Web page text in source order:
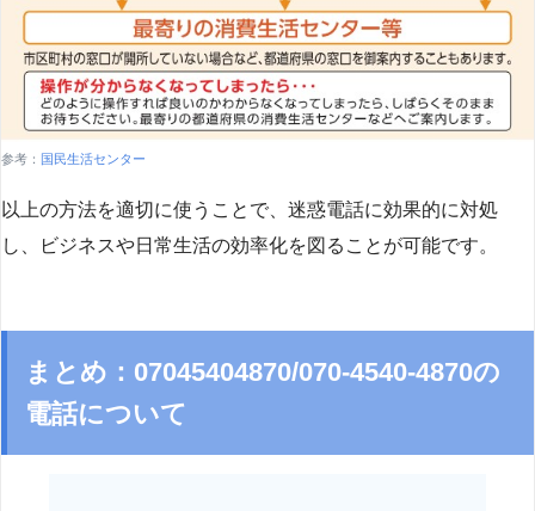
参考： 国民生活センター
以上の方法を適切に使うことで、迷惑電話に効果的に対処
し、ビジネスや日常生活の効率化を図ることが可能です。
まとめ：07045404870/070-4540-4870の
電話について